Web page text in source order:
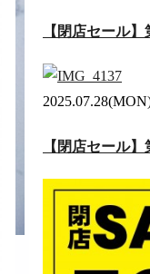
【閉店セール
【閉店セール